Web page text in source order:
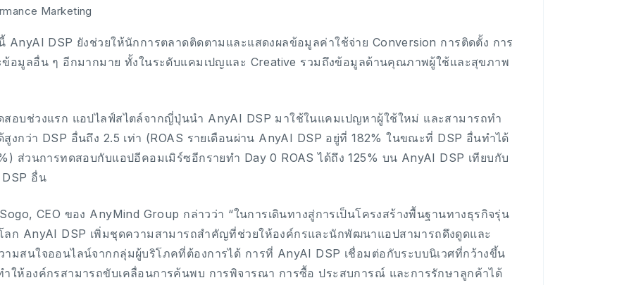
Marketing
AnyAI DSP ยังช่วยให้นักการตลาดติดตามและแสดงผลข้อมูลค่าใช้จ่าย Conversion การติดตั้ง การ
อมูลอื่น ๆ อีกมากมาย ทั้งในระดับแคมเปญและ Creative รวมถึงข้อมูลด้านคุณภาพผู้ใช้และสุขภาพ
สอบช่วงแรก แอปไลฟ์สไตล์จากญี่ปุ่นนำ AnyAI DSP มาใช้ในแคมเปญหาผู้ใช้ใหม่ และสามารถทำ
สูงกว่า DSP อื่นถึง 2.5 เท่า (ROAS รายเดือนผ่าน AnyAI DSP อยู่ที่ 182% ในขณะที่ DSP อื่นทำได้
ส่วนการทดสอบกับแอปอีคอมเมิร์ซอีกรายทำ Day 0 ROAS ได้ถึง 125% บน AnyAI DSP เทียบกับ
อื่น
CEO ของ AnyMind Group กล่าวว่า “ในการเดินทางสู่การเป็นโครงสร้างพื้นฐานทางธุรกิจรุ่น
ลก AnyAI DSP เพิ่มชุดความสามารถสำคัญที่ช่วยให้องค์กรและนักพัฒนาแอปสามารถดึงดูดและ
ามสนใจออนไลน์จากกลุ่มผู้บริโภคที่ต้องการได้ การที่ AnyAI DSP เชื่อมต่อกับระบบนิเวศที่กว้างขึ้น
ำให้องค์กรสามารถขับเคลื่อนการค้นพบ การพิจารณา การซื้อ ประสบการณ์ และการรักษาลูกค้าได้